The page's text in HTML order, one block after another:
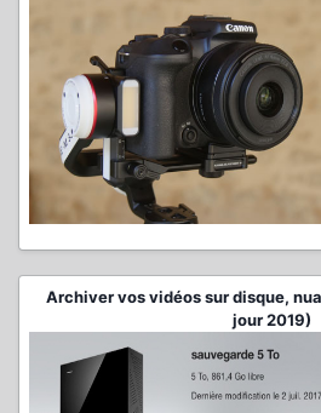
Archiver vos vidéos sur disque,
jour 2019)